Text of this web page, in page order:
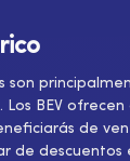
son
BEV ofrecen
de
de